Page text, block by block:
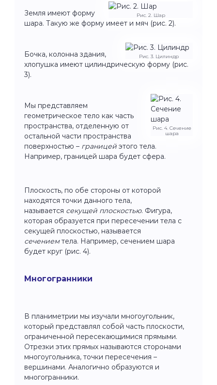
Рис. 2. Шар
Земля имеют форму
шара. Такую же форму имеет и мяч (рис. 2).
Рис. 3. Цилиндр
Бочка, колонна здания,
хлопушка имеют цилиндрическую форму (рис.
3).
Рис. 4. Сечение
шара
Мы представляем
геометрическое тело как часть
пространства, отделенную от
остальной части пространства
поверхностью – границей этого тела.
Например, границей шара будет сфера.
Плоскость, по обе стороны от которой
находятся точки данного тела,
называется секущей плоскостью. Фигура,
которая образуется при пересечении тела с
секущей плоскостью, называется
сечениемтела. Например, сечением шара
будет круг (рис. 4).
Многогранники
В планиметрии мы изучали многоугольник,
который представлял собой часть плоскости,
ограниченной пересекающимися прямыми.
Отрезки этих прямых называются сторонами
многоугольника, точки пересечения –
вершинами. Аналогично образуются и
многогранники.